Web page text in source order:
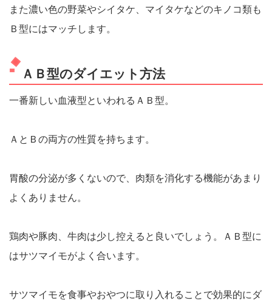
また濃い色の野菜やシイタケ、マイタケなどのキノコ類も
Ｂ型にはマッチします。
ＡＢ型のダイエット方法
一番新しい血液型といわれるＡＢ型。
ＡとＢの両方の性質を持ちます。
胃酸の分泌が多くないので、肉類を消化する機能があまり
よくありません。
鶏肉や豚肉、牛肉は少し控えると良いでしょう。ＡＢ型に
はサツマイモがよく合います。
サツマイモを食事やおやつに取り入れることで効果的にダ